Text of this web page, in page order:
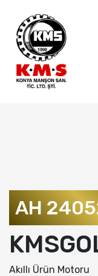
AH
Akıllı Ürün Motoru